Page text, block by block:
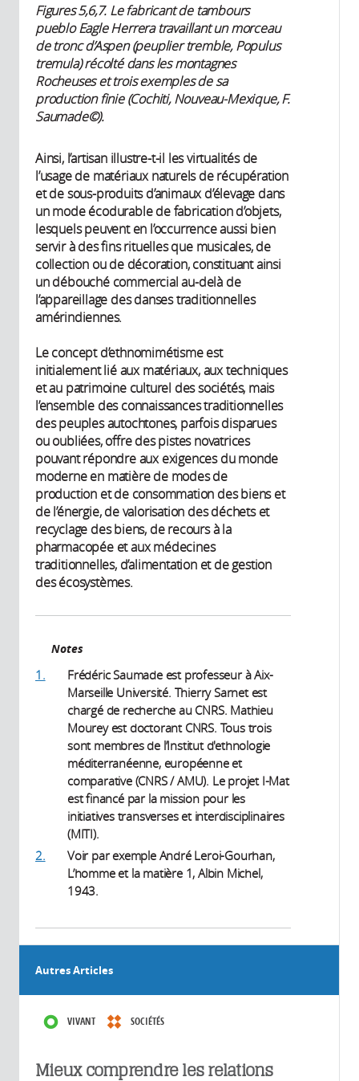
Figures 5,6,7. Le fabricant de tambours
pueblo Eagle Herrera travaillant un morceau
de tronc d’Aspen (peuplier tremble, Populus
tremula) récolté dans les montagnes
Rocheuses et trois exemples de sa
production finie (Cochiti, Nouveau-Mexique, F.
Saumade©).
Ainsi, l’artisan illustre-t-il les virtualités de
l’usage de matériaux naturels de récupération
et de sous-produits d’animaux d’élevage dans
un mode écodurable de fabrication d’objets,
lesquels peuvent en l’occurrence aussi bien
servir à des fins rituelles que musicales, de
collection ou de décoration, constituant ainsi
un débouché commercial au-delà de
l’appareillage des danses traditionnelles
amérindiennes.
Le concept d’ethnomimétisme est
initialement lié aux matériaux, aux techniques
et au patrimoine culturel des sociétés, mais
l’ensemble des connaissances traditionnelles
des peuples autochtones, parfois disparues
ou oubliées, offre des pistes novatrices
pouvant répondre aux exigences du monde
moderne en matière de modes de
production et de consommation des biens et
de l’énergie, de valorisation des déchets et
recyclage des biens, de recours à la
pharmacopée et aux médecines
traditionnelles, d’alimentation et de gestion
des écosystèmes.
Notes
1.
Frédéric Saumade est professeur à Aix-
Marseille Université. Thierry Sarnet est
chargé de recherche au CNRS. Mathieu
Mourey est doctorant CNRS. Tous trois
sont membres de l’Institut d'ethnologie
méditerranéenne, européenne et
comparative (CNRS / AMU). Le projet I-Mat
est financé par la mission pour les
initiatives transverses et interdisciplinaires
(MITI).
2.
Voir par exemple André Leroi-Gourhan,
L’homme et la matière 1, Albin Michel,
1943.
Autres Articles
VIVANT SOCIÉTÉS
Mieux comprendre les relations